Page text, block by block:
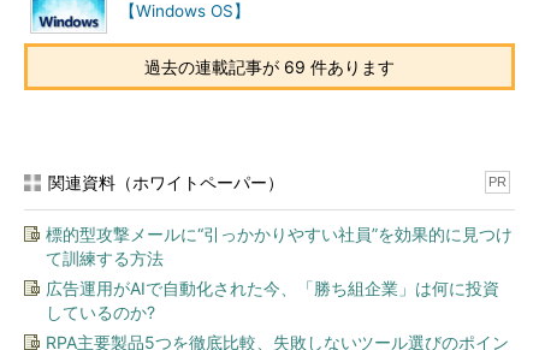
ドメインに参加した状態で運用されているWindows XP
Professionalについては、Windows NT／2000と同様、管理共有
が自動的に設定される。それに対し、ドメインに参加せずにワー
有」が有効になっており、この状態では管理共有は作成されてい
簡易ファイル共有が有効になっている場合、エクスプローラで
［ツール］－［オプション］を選択して、［表示］タブの［詳細
設定］リストボックスにある「簡易ファイルの共有を使用する］
チェック・ボックスをオフにすると、自動的にデフォルト共有が
【Windows OS】
過去の連載記事が 69 件あります
関連資料（ホワイトペーパー） PR
標的型攻撃メールに“引っかかりやすい社員”を効果的に見つけ
て訓練する方法
広告運用がAIで自動化された今、「勝ち組企業」は何に投資
しているのか?
RPA主要製品5つを徹底比較、失敗しないツール選びのポイン